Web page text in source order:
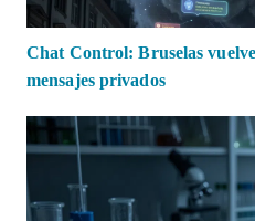
Chat Control: Bruselas
mensajes privados